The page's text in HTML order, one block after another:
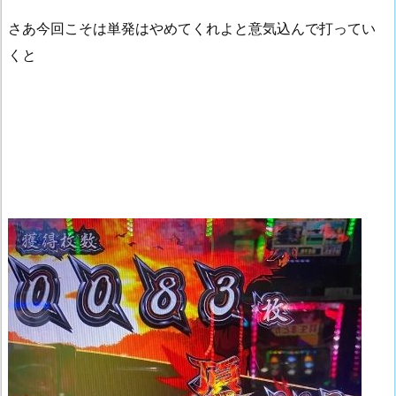
さあ今回こそは単発はやめてくれよと意気込んで打ってい
くと